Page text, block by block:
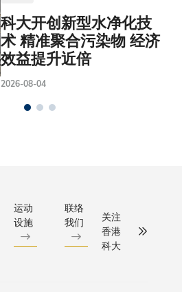
科大开创新型水净化技
术 精准聚合污染物 经济
效益提升近倍
2026-08-04
运动
设施
联络
我们
关注
香港
科大